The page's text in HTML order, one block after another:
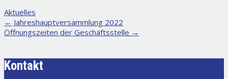
Aktuelles
Post
navigation
← Jahreshauptversammlung 2022
Öffnungszeiten der Geschäftsstelle →
Kontakt